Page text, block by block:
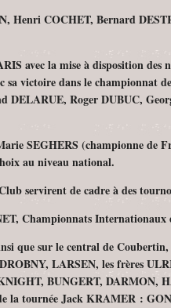
Henri COCHET, Bernard
avec la mise à disposition des
sa victoire dans le championnat
DELARUE, Roger DUBUC,
SEGHERS (championne de
au niveau national.
servirent de cadre à des
Championnats Internationaux
que sur le central de Coubertin,
LARSEN, les frères
BUNGERT, DARMON,
la tournée Jack KRAMER :